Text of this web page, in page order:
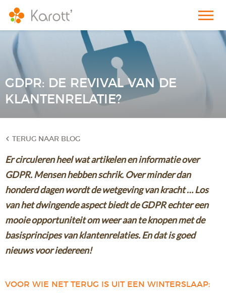
GDPR: DE REVIVAL VAN DE
KLANTENRELATIE?
TERUG NAAR BLOG
Er circuleren heel wat artikelen en informatie over
GDPR. Mensen hebben schrik. Over minder dan
honderd dagen wordt de wetgeving van kracht … Los
van het dwingende aspect biedt de GDPR echter een
mooie opportuniteit om weer aan te knopen met de
basisprincipes van klantenrelaties. En dat is goed
nieuws voor iedereen!
VOOR WIE NET TERUG IS UIT EEN WINTERSLAAP: